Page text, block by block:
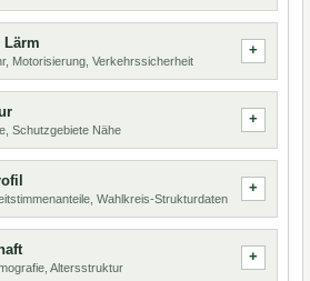
Lärm
Motorisierung, Verkehrssicherheit
Schutzgebiete Nähe
Wahlkreis-Strukturdaten
Altersstruktur